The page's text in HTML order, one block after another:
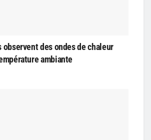
observent des ondes de chaleur
ambiante